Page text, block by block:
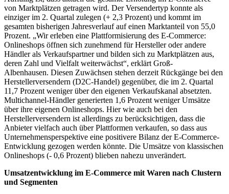
von Marktplätzen getragen wird. Der Versendertyp konnte als
einziger im 2. Quartal zulegen (+ 2,3 Prozent) und kommt im
gesamten bisherigen Jahresverlauf auf einen Marktanteil von 55,0
Prozent. „Wir erleben eine Plattformisierung des E-Commerce:
Onlineshops öffnen sich zunehmend für Hersteller oder andere
Händler als Verkaufspartner und bilden sich zu Marktplätzen aus,
deren Zahl und Vielfalt weiterwächst“, erklärt Groß-
Albenhausen. Diesen Zuwächsen stehen derzeit Rückgänge bei den
Herstellerversendern (D2C-Handel) gegenüber, die im 2. Quartal
11,7 Prozent weniger über den eigenen Verkaufskanal absetzten.
Multichannel-Händler generierten 1,6 Prozent weniger Umsätze
über ihre eigenen Onlineshops. Hier wie auch bei den
Herstellerversendern ist allerdings zu berücksichtigen, dass die
Anbieter vielfach auch über Plattformen verkaufen, so dass aus
Unternehmensperspektive eine positivere Bilanz der E-Commerce-
Entwicklung gezogen werden könnte. Die Umsätze von klassischen
Onlineshops (- 0,6 Prozent) blieben nahezu unverändert.
Umsatzentwicklung im E-Commerce mit Waren nach Clustern
und Segmenten